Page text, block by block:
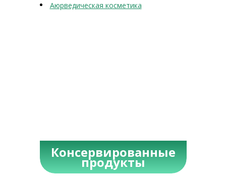
Аюрведическая косметика
Консервированные
продукты